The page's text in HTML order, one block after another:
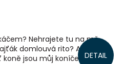
DETAIL
Nehrajete tu na mě
domlouvá rito? A vůbec,
jsou můj koníček!